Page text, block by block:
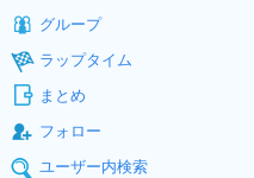
グループ
ラップタイム
まとめ
フォロー
ユーザー内検索